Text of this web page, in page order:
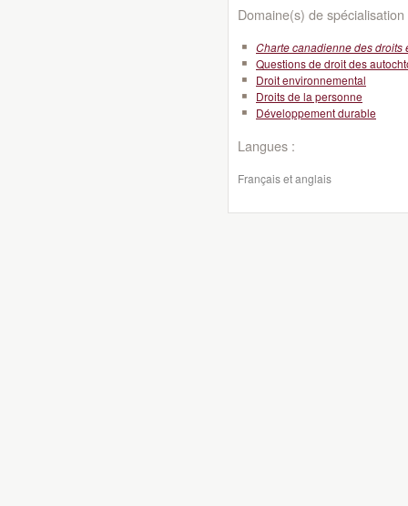
Domaine(s) de spécialisation
Charte canadienne des droits
Questions de droit des
Droit environnemental
Droits de la personne
Développement durable
Langues :
Français et anglais